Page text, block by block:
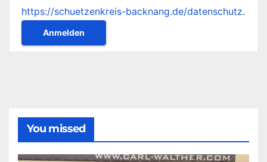
https://schuetzenkreis-backnang.de/datenschutz.
You missed